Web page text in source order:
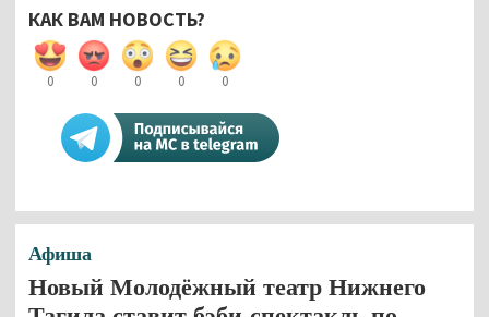
КАК ВАМ НОВОСТЬ?
0 0 0 0 0
Афиша
Новый Молодёжный театр Нижнего